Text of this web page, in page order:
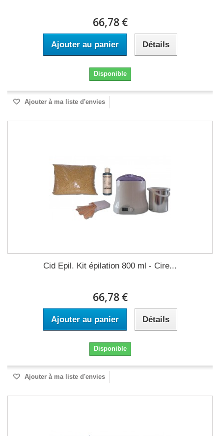
66,78 €
Ajouter au panier Détails
Disponible
Ajouter à ma liste d'envies
Cid Epil. Kit épilation 800 ml - Cire...
66,78 €
Ajouter au panier Détails
Disponible
Ajouter à ma liste d'envies